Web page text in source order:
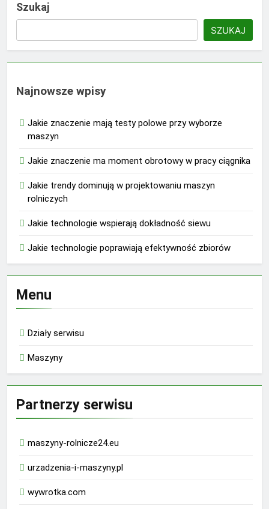
Szukaj
SZUKAJ
Najnowsze wpisy
Jakie znaczenie mają testy polowe przy wyborze
maszyn
Jakie znaczenie ma moment obrotowy w pracy ciągnika
Jakie trendy dominują w projektowaniu maszyn
rolniczych
Jakie technologie wspierają dokładność siewu
Jakie technologie poprawiają efektywność zbiorów
Menu
Działy serwisu
Maszyny
Partnerzy serwisu
maszyny-rolnicze24.eu
urzadzenia-i-maszyny.pl
wywrotka.com